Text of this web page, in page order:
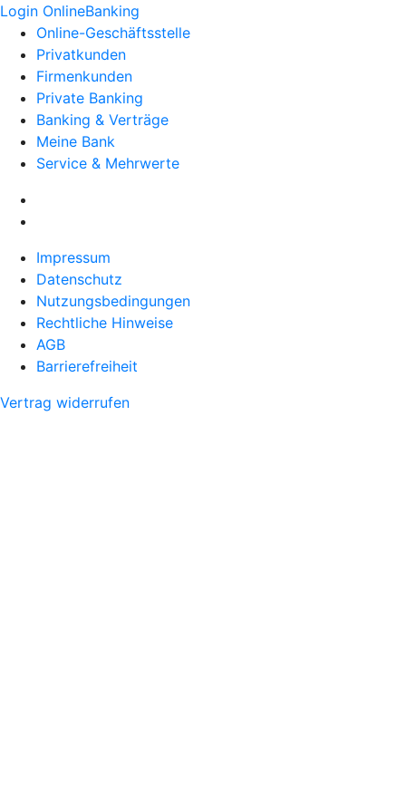
Login OnlineBanking
Online-Geschäftsstelle
Privatkunden
Firmenkunden
Private Banking
Banking & Verträge
Meine Bank
Service & Mehrwerte
Impressum
Datenschutz
Nutzungsbedingungen
Rechtliche Hinweise
AGB
Barrierefreiheit
Vertrag widerrufen